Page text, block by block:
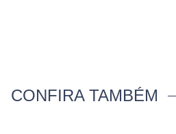
CONFIRA TAMBÉM